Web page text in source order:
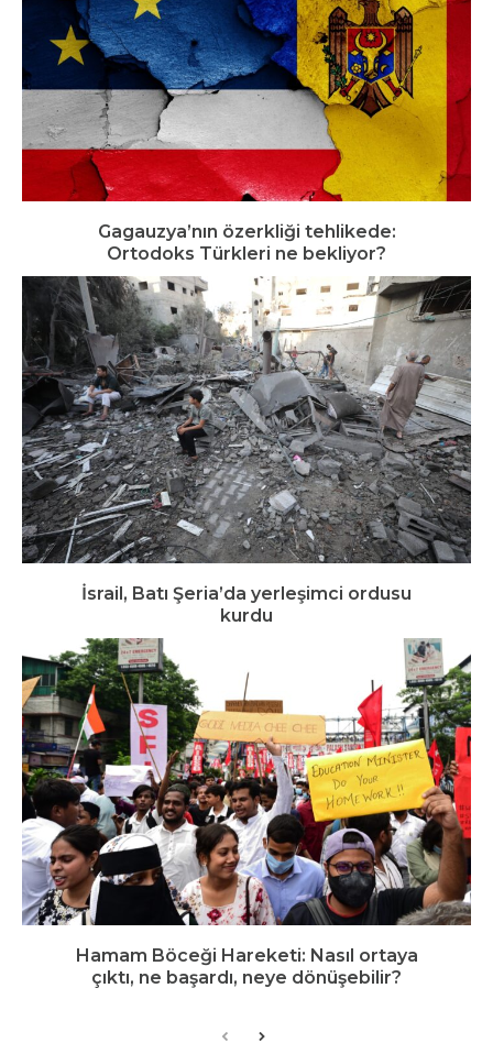
Gagauzya’nın özerkliği tehlikede:
Ortodoks Türkleri ne bekliyor?
İsrail, Batı Şeria’da yerleşimci ordusu
kurdu
Hamam Böceği Hareketi: Nasıl ortaya
çıktı, ne başardı, neye dönüşebilir?